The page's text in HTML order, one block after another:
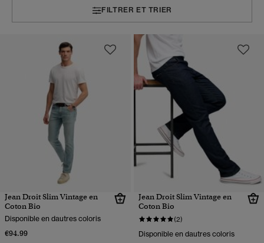
FILTRER ET TRIER
Jean Droit Slim Vintage en
Coton Bio
Disponible en dautres coloris
€94.99
Jean Droit Slim Vintage en
Coton Bio
(2)
Disponible en dautres coloris